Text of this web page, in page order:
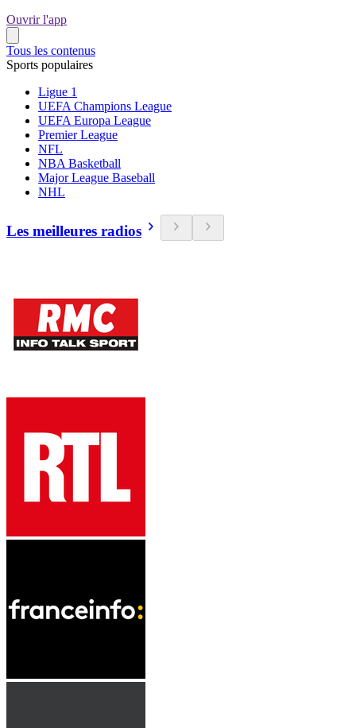
Ouvrir l'app
Tous les contenus
Sports populaires
Ligue 1
UEFA Champions League
UEFA Europa League
Premier League
NFL
NBA Basketball
Major League Baseball
NHL
Les meilleures radios